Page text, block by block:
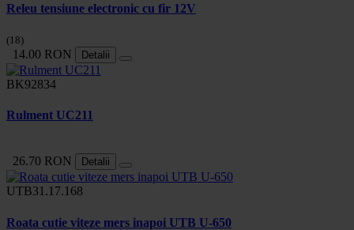
Releu tensiune electronic cu fir 12V
(18)
14.00 RON Detalii
BK92834
Rulment UC211
26.70 RON Detalii
UTB31.17.168
Roata cutie viteze mers inapoi UTB U-650